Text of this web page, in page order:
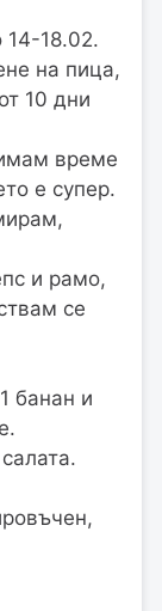
18.02.
на пица,
10 дни
време
е супер.
и рамо,
се
банан и